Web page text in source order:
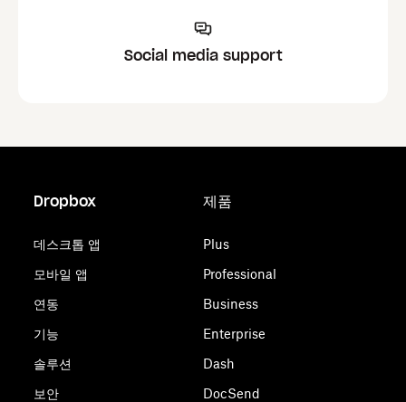
Social media support
Dropbox
데스크톱 앱
모바일 앱
연동
기능
솔루션
보안
제품
Plus
Professional
Business
Enterprise
Dash
DocSend